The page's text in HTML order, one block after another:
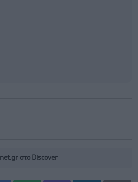
στο Discover